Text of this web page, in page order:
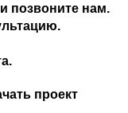
позвоните нам.
проект